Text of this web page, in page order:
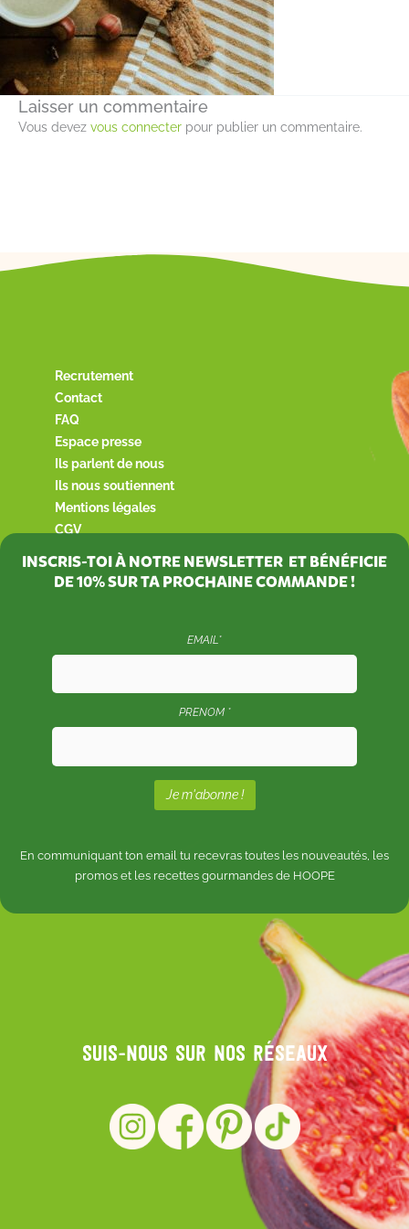
Laisser un commentaire
Vous devez vous connecter pour publier un commentaire.
Recrutement
Contact
FAQ
Espace presse
Ils parlent de nous
Ils nous soutiennent
Mentions légales
CGV
INSCRIS-TOI À NOTRE NEWSLETTER ET BÉNÉFICIE
DE10%SUR TA PROCHAINE COMMANDE !
EMAIL*
PRENOM *
En communiquant ton email tu recevras toutes les nouveautés, les
promos et les recettes gourmandes de HOOPE
Suis-nous sur nos réseaux